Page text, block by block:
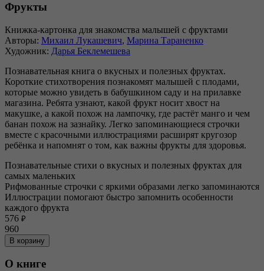
Фрукты
Книжка-картонка для знакомства малышей с фруктами
Авторы: Михаил Лукашевич, Марина Тараненко
Художник: Дарья Беклемешева
Познавательная книга о вкусных и полезных фруктах.
Короткие стихотворения познакомят малышей с плодами,
которые можно увидеть в бабушкином саду и на прилавке
магазина. Ребята узнают, какой фрукт носит хвост на
макушке, а какой похож на лампочку, где растёт манго и чем
банан похож на зазнайку. Легко запоминающиеся строчки
вместе с красочными иллюстрациями расширят кругозор
ребёнка и напомнят о том, как важны фрукты для здоровья.
Познавательные стихи о вкусных и полезных фруктах для
самых маленьких
Рифмованные строчки с яркими образами легко запоминаются
Иллюстрации помогают быстро запомнить особенности
каждого фрукта
576 ₽
960
В корзину
О книге